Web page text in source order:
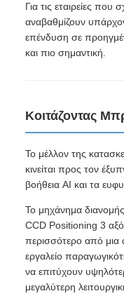
Για τις εταιρείες
αναβαθμίζουν
επένδυση σε
και πιο σημαντική.
Κοιτάζοντας
Το μέλλον της
κινείται προς τον
βοήθεια AI και τα
Το μηχάνημα
CCD Positioning 3
περισσότερο από
εργαλείο
να επιτύχουν
μεγαλύτερη